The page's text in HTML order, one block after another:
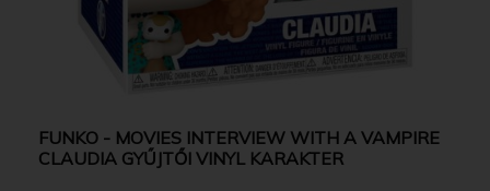
FUNKO - MOVIES INTERVIEW WITH A VAMPIRE
CLAUDIA GYŰJTŐI VINYL KARAKTER